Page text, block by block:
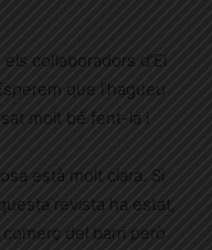
col·laboradors d’El
que l’hagueu
molt bé fent-la i
està molt clara. Si
revista ha estat,
del barri però